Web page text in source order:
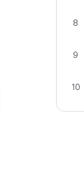
8
9
10